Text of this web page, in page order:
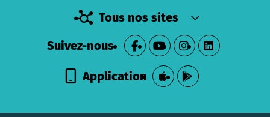
Tous nos sites
Suivez-nous
Application